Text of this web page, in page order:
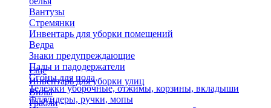
Вантузы
Стремянки
Инвентарь для уборки помещений
Ведра
Знаки предупреждающие
Пады и падодержатели
Сгоны для пола
Тележки уборочные, отжимы, корзины, вкладыши
Флаундеры, ручки, мопы
Еще
Инвентарь для уборки улиц
Вилы
Грабли